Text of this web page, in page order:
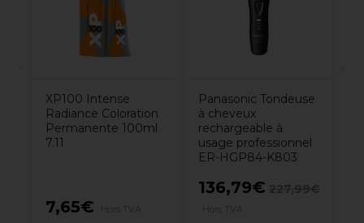
XP100 Intense
Radiance Coloration
Permanente 100ml
7.11
7,65€
Panasonic Tondeuse
à cheveux
rechargeable à
usage professionnel
ER-HGP84-K803
136,79€